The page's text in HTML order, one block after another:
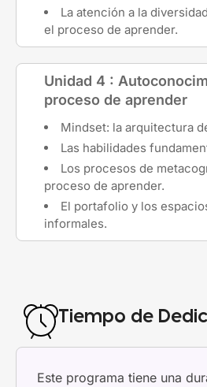
La atención a la
el proceso de aprender.
Unidad 4 :
proceso de aprender
Mindset: la arquitectura
Las habilidades
Los procesos de
proceso de aprender.
El portafolio y los
informales.
Tiempo de
Este programa tiene una